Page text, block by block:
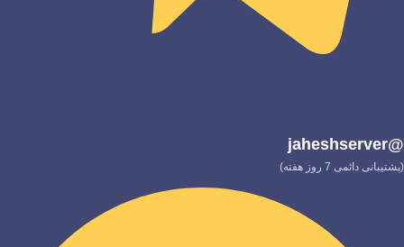
@jaheshserver
(پشتیبانی دائمی 7 روز هفته)